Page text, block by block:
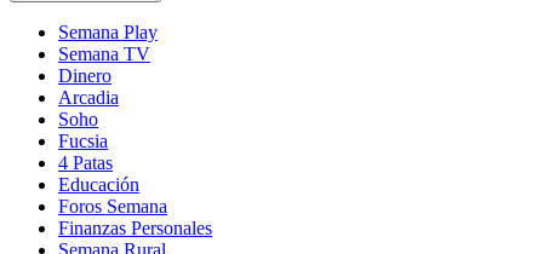
Semana Play
Semana TV
Dinero
Arcadia
Soho
in
new
window
Fucsia
in
new
window
4 Patas
Educación
Foros Semana
Finanzas Personales
Semana Rural